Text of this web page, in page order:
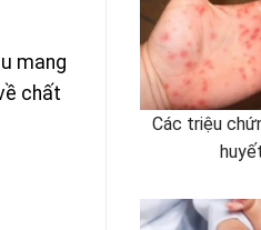
mang
chất
Các triệu